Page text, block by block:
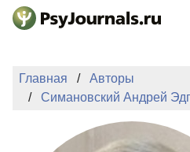
Перейти к основному
ПОДАТЬ
БАЗА
Главная
Авторы
Симановский Андрей